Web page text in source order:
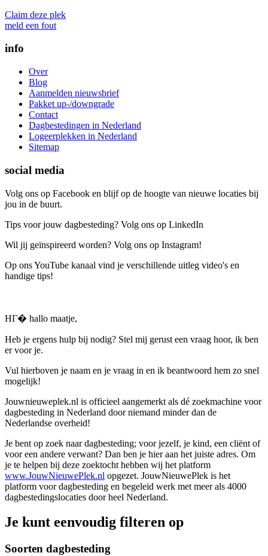
Claim deze plek
meld een fout
info
Over
Blog
Aanmelden nieuwsbrief
Pakket up-/downgrade
Contact
Dagbestedingen in Nederland
Logeerplekken in Nederland
Sitemap
social media
Volg ons op Facebook en blijf op de hoogte van nieuwe locaties bij
jou in de buurt.
Tips voor jouw dagbesteding? Volg ons op LinkedIn
Wil jij geïnspireerd worden? Volg ons op Instagram!
Op ons YouTube kanaal vind je verschillende uitleg video's en
handige tips!
HГ� hallo maatje,
Heb je ergens hulp bij nodig? Stel mij gerust een vraag hoor, ik ben
er voor je.
Vul hierboven je naam en je vraag in en ik beantwoord hem zo snel
mogelijk!
Jouwnieuweplek.nl is officieel aangemerkt als dé zoekmachine voor
dagbesteding in Nederland door niemand minder dan de
Nederlandse overheid!
Je bent op zoek naar dagbesteding; voor jezelf, je kind, een cliënt of
voor een andere verwant? Dan ben je hier aan het juiste adres. Om
je te helpen bij deze zoektocht hebben wij het platform
www.JouwNieuwePlek.nl opgezet. JouwNieuwePlek is het
platform voor dagbesteding en begeleid werk met meer als 4000
dagbestedingslocaties door heel Nederland.
Je kunt eenvoudig filteren op
Soorten dagbesteding